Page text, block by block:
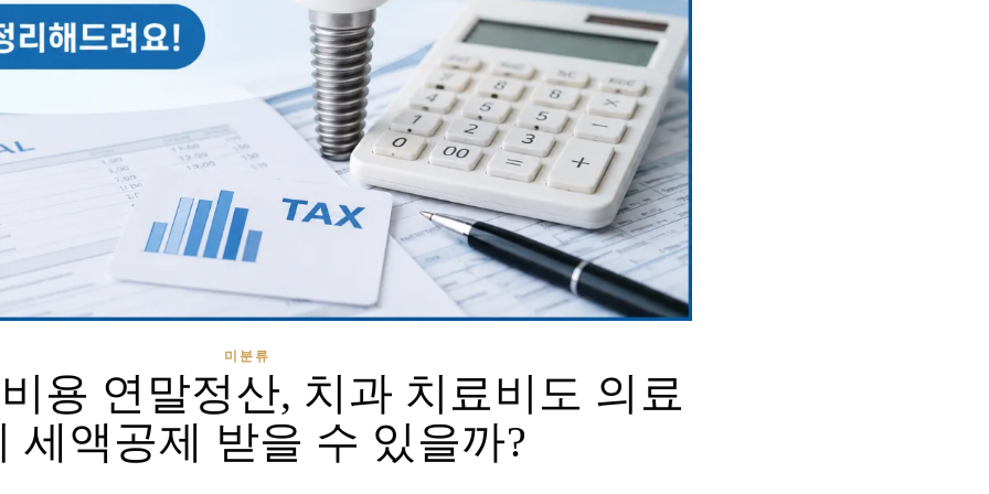
미분류
용 연말정산, 치과 치료비도 의료
세액공제 받을 수 있을까?